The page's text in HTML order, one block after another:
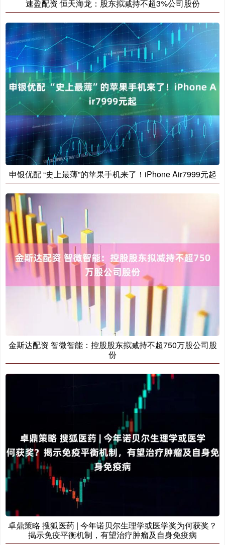
速盈配资 恒天海龙：股东拟减持不超3%公司股份
申银优配 “史上最薄”的苹果手机来了！iPhone Air7999元起
金斯达配资 智微智能：控股股东拟减持不超750万股公司股
份
卓鼎策略 搜狐医药 | 今年诺贝尔生理学或医学奖为何获奖？
揭示免疫平衡机制，有望治疗肿瘤及自身免疫病